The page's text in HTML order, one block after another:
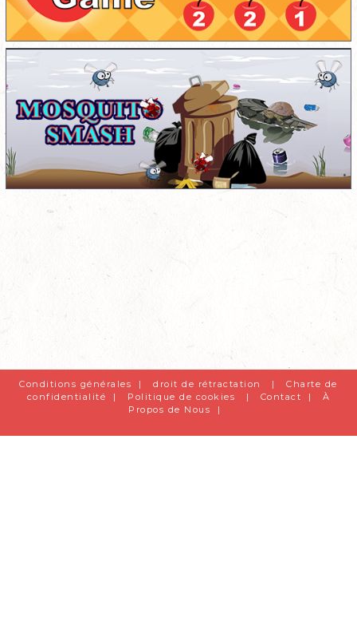
Conditions générales |droit de rétractation |Charte de
confidentialité | Politique de cookies | Contact | À
Propos de Nous |